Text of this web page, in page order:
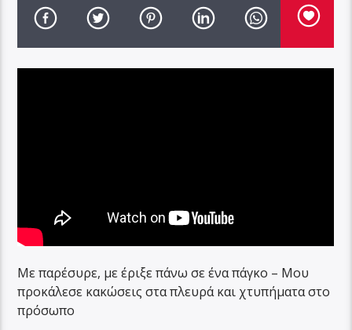
Με παρέσυρε, με έριξε πάνω σε ένα πάγκο – Μου
προκάλεσε κακώσεις στα πλευρά και χτυπήματα στο
πρόσωπο